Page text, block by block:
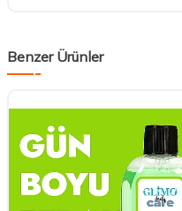
Benzer Ürünler